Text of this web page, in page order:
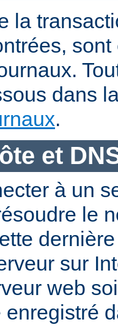
la
dans
.
et
à un
le
sur
web
enregistré